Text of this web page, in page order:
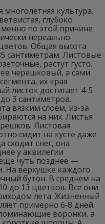
культура.
глубоко
по этой причине
нереально
Общая высота
сантиметрам. Листовые
растут густо.
черешковый, а сами
их края
листок достигает 4-5
3 сантиметров.
вязким слоем, из-за
на них. Листья
Листовая
сидит на кусте даже
сходит снег, она
у аквилегии
чуть позднее —
На верхушке каждого
бутон. В среднем на
до 13 цветков. Все они
лета. Жизненный
примерно 6-8 дней.
воронки, а